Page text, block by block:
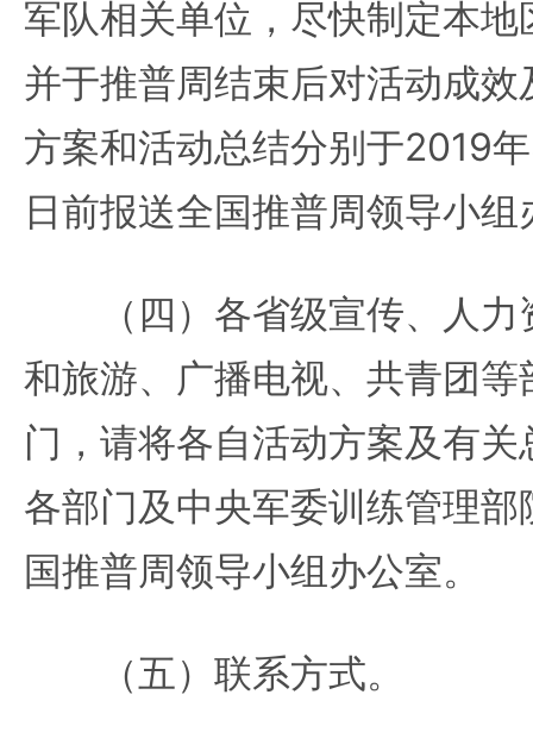
军队相关单位，尽快制定本
并于推普周结束后对活动成
方案和活动总结分别于2019
日前报送全国推普周领导小组
（四）各省级宣传、人力
和旅游、广播电视、共青团
门，请将各自活动方案及有
各部门及中央军委训练管理
国推普周领导小组办公室。
（五）联系方式。